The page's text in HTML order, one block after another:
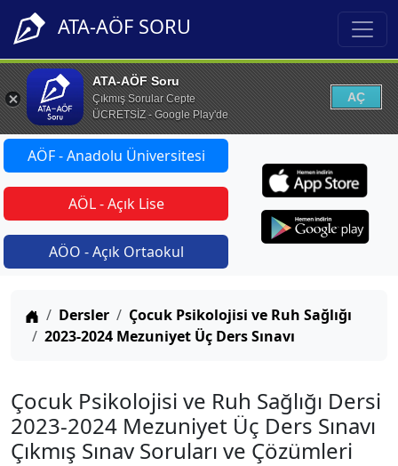
ATA-AÖF SORU
ATA-AÖF Soru
Çıkmış Sorular Cepte
ÜCRETSİZ - Google Play'de
AÇ
AÖF - Anadolu Üniversitesi
AÖL - Açık Lise
AÖO - Açık Ortaokul
Anasayfa
Dersler
Çocuk Psikolojisi ve Ruh Sağlığı
2023-2024 Mezuniyet Üç Ders Sınavı
Çocuk Psikolojisi ve Ruh Sağlığı Dersi
2023-2024 Mezuniyet Üç Ders Sınavı
Çıkmış Sınav Soruları ve Çözümleri